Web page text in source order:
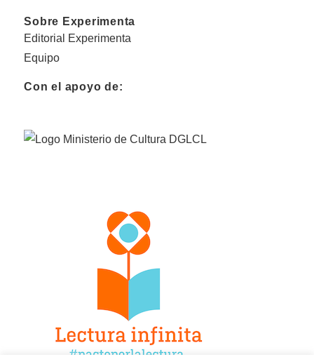
Sobre Experimenta
Editorial Experimenta
Equipo
Con el apoyo de: